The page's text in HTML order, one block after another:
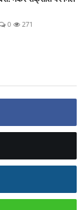
0 271